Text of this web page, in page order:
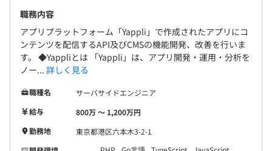
全社270名（※2025年4月時点）
うち、開発エンジニア32名で構成されています。
内訳：サーバサイド14名、フロントエンド4名、Android7
名、iOS7名
職務内容
アプリプラットフォーム「Yappli」で作成されたアプリにコ
ンテンツを配信するAPI及びCMSの機能開発、改善を行いま
す。 ◆Yappliとは 「Yappli」は、アプリ開発・運用・分析を
ノー... 詳しく見る
職種名
サーバサイドエンジニア
給与
800万 〜 1,200万円
勤務地
東京都港区六本木3-2-1